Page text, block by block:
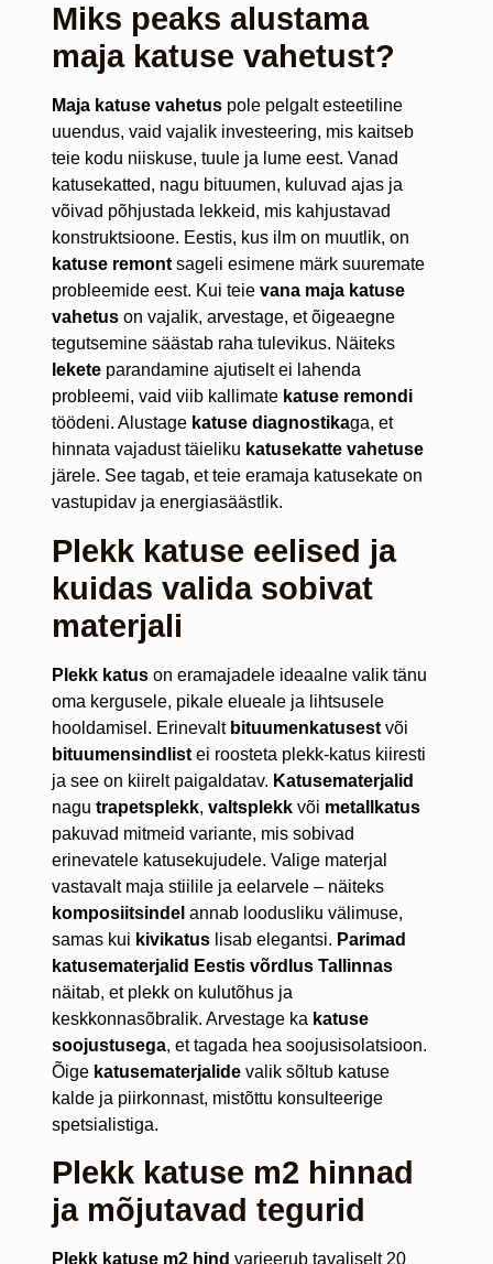
Miks peaks alustama
maja katuse vahetust?
Maja katuse vahetuspole pelgalt esteetiline
uuendus, vaid vajalik investeering, mis kaitseb
teie kodu niiskuse, tuule ja lume eest. Vanad
katusekatted, nagu bituumen, kuluvad ajas ja
võivad põhjustada lekkeid, mis kahjustavad
konstruktsioone. Eestis, kus ilm on muutlik, on
katuse remontsageli esimene märk suuremate
probleemide eest. Kui teie vana maja katuse
vahetuson vajalik, arvestage, et õigeaegne
tegutsemine säästab raha tulevikus. Näiteks
leketeparandamine ajutiselt ei lahenda
probleemi, vaid viib kallimate katuse remondi
töödeni. Alustage katuse diagnostikaga, et
hinnata vajadust täieliku katusekatte vahetuse
järele. See tagab, et teie eramaja katusekate on
vastupidav ja energiasäästlik.
Plekk katuse eelised ja
kuidas valida sobivat
materjali
Plekk katuson eramajadele ideaalne valik tänu
oma kergusele, pikale elueale ja lihtsusele
hooldamisel. Erinevalt bituumenkatusestvõi
bituumensindlistei roosteta plekk-katus kiiresti
ja see on kiirelt paigaldatav. Katusematerjalid
nagu trapetsplekk, valtsplekkvõi metallkatus
pakuvad mitmeid variante, mis sobivad
erinevatele katusekujudele. Valige materjal
vastavalt maja stiilile ja eelarvele – näiteks
komposiitsindel annab loodusliku välimuse,
samas kui kivikatuslisab elegantsi. Parimad
katusematerjalid Eestis võrdlus Tallinnas
näitab, et plekk on kulutõhus ja
keskkonnasõbralik. Arvestage ka katuse
soojustusega, et tagada hea soojusisolatsioon.
Õige katusematerjalidevalik sõltub katuse
kalde ja piirkonnast, mistõttu konsulteerige
spetsialistiga.
Plekk katuse m2 hinnad
ja mõjutavad tegurid
Plekk katuse m2 hind varieerub tavaliselt 20